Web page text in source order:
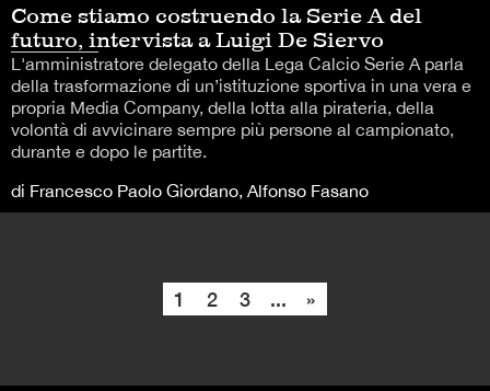
Come stiamo costruendo la Serie A del
futuro, intervista a Luigi De Siervo
L'amministratore delegato della Lega Calcio Serie A parla
della trasformazione di un’istituzione sportiva in una vera e
propria Media Company, della lotta alla pirateria, della
volontà di avvicinare sempre più persone al campionato,
durante e dopo le partite.
di Francesco Paolo Giordano, Alfonso Fasano
1 2 3 ... »